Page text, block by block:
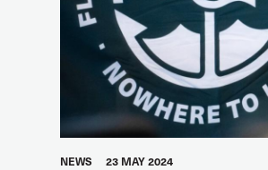
NEWS 23 MAY 2024